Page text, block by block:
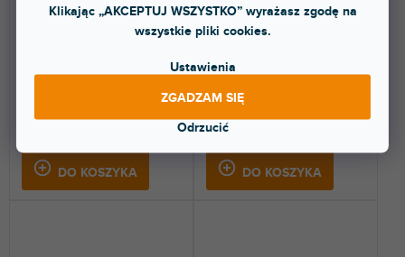
Klikając „AKCEPTUJ WSZYSTKO” wyrażasz zgodę na
wszystkie pliki cookies.
Ustawienia
Odrzucić
ZGADZAM SIĘ
(2 szt)
DO KOSZYKA
Ekran akustyczny do nagrywania
Dostępny w sklepie
418 zł
DO KOSZYKA
Ekran akustyczny w zestawie z
pop i półką na...